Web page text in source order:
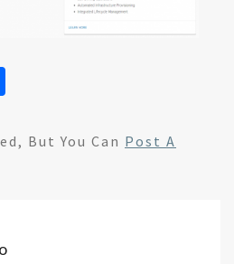
arBut You Can Post A